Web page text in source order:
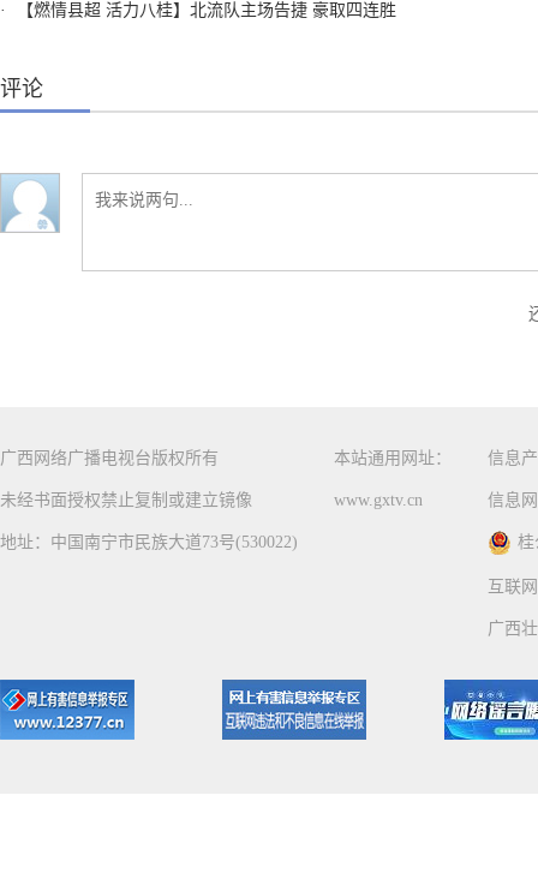
·
【燃情县超 活力八桂】北流队主场告捷 豪取四连胜
评论
广西网络广播电视台版权所有
未经书面授权禁止复制或建立镜像
地址：中国南宁市民族大道73号(530022)
本站通用网址：
www.gxtv.cn
信息
信息
桂
互联
广西